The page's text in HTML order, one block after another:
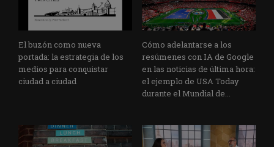
El buzón como nueva
portada: la estrategia de los
medios para conquistar
ciudad a ciudad
Cómo adelantarse a los
resúmenes con IA de Google
en las noticias de última hora:
el ejemplo de USA Today
durante el Mundial de...